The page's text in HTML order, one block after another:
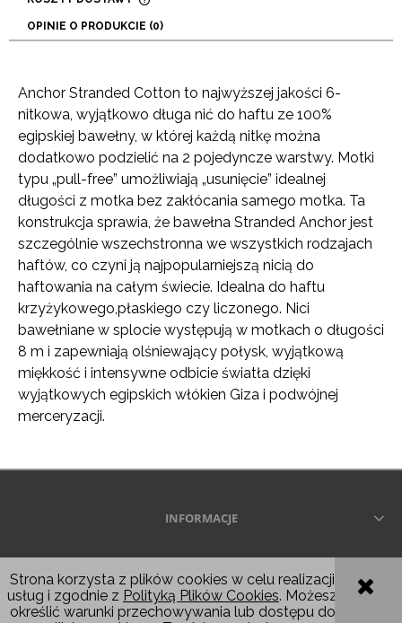
Strona korzysta z plików cookies w celu realizacji
usług i zgodnie z Polityką Plików Cookies. Możesz
określić warunki przechowywania lub dostępu do
PŁATNOŚCI
OPINIE O PRODUKCIE (0)
Anchor Stranded Cotton to najwyższej jakości 6-
nitkowa, wyjątkowo długa nić do haftu ze 100%
egipskiej bawełny, w której każdą nitkę można
dodatkowo podzielić na 2 pojedyncze warstwy. Motki
typu „pull-free” umożliwiają „usunięcie” idealnej
długości z motka bez zakłócania samego motka. Ta
konstrukcja sprawia, że ​​bawełna Stranded Anchor jest
szczególnie wszechstronna we wszystkich rodzajach
haftów, co czyni ją najpopularniejszą nicią do
haftowania na całym świecie. Idealna do haftu
krzyżykowego,płaskiego czy liczonego. Nici
bawełniane w splocie występują w motkach o długości
8 m i zapewniają olśniewający połysk, wyjątkową
miękkość i intensywne odbicie światła dzięki
wyjątkowych egipskich włókien Giza i podwójnej
merceryzacji.
INFORMACJE
POKAŻ PEŁNĄ WERSJĘ STRONY